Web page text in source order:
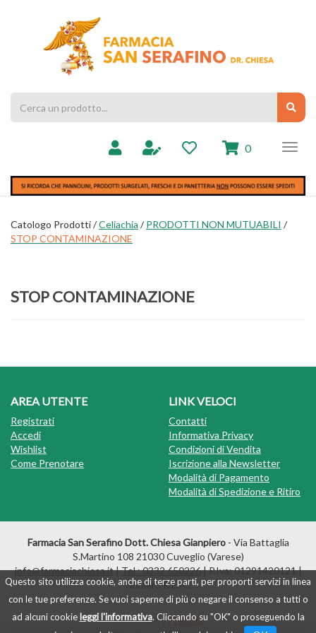
Questo sito utilizza cookie, anche di terze parti, per proporti servizi in linea
con le tue preferenze. Se vuoi saperne di più o negare il consenso a tutti o
ad alcuni cookieleggi l'informativa. Cliccando su "OK" o proseguendo la
Prodotto
0 prodotti
inseriti
Catologo Prodotti /Celiachia /PRODOTTI NON MUTUABILI /
STOP CONTAMINAZIONE
STOP CONTAMINAZIONE
AREA UTENTE
Registrati
Accedi
Wishlist
Come Prenotare
LINK VELOCI
Contatti
Informativa Privacy
Condizioni di Vendita
Iscrizione alla Newsletter
Modalità di Pagamento
Modalità di Spedizione e Ritiro
Farmacia San Serafino Dott. Chiesa Gianpiero - Via Battaglia
S.Martino 108 21030 Cuveglio (Varese)
info@farmaciachiesa.it|Tel.: 0332 650226| P.Iva: 01291420121 |
Numero R.E.A.:
Powered byPrenofa